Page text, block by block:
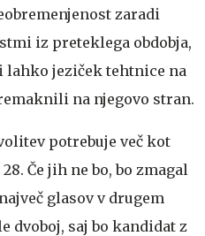
zaradi
iz preteklega obdobja,
jeziček tehtnice na
na njegovo stran.
potrebuje več kot
Če jih ne bo, bo zmagal
glasov v drugem
dvoboj, saj bo kandidat z